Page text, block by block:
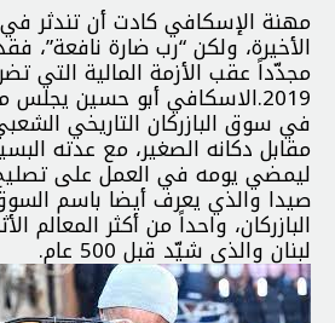
مهنة الإسكافي كادت أن تندثر في
الأخيرة، ولكن “رب ضارة نافعة”،
مجدّداً عقب الأزمة المالية التي
2019.الاسكافي أبو حسين يجلس
في سوق البازركان التاريخي
مقابل دكانه الصغير، مع عدته
ليمضي يومه في العمل على
صيدا والذي يعرف أيضا باسم
البازركان، واحداً من أكثر المعالم
لبنان والذي شيّد قبل 500 عام.